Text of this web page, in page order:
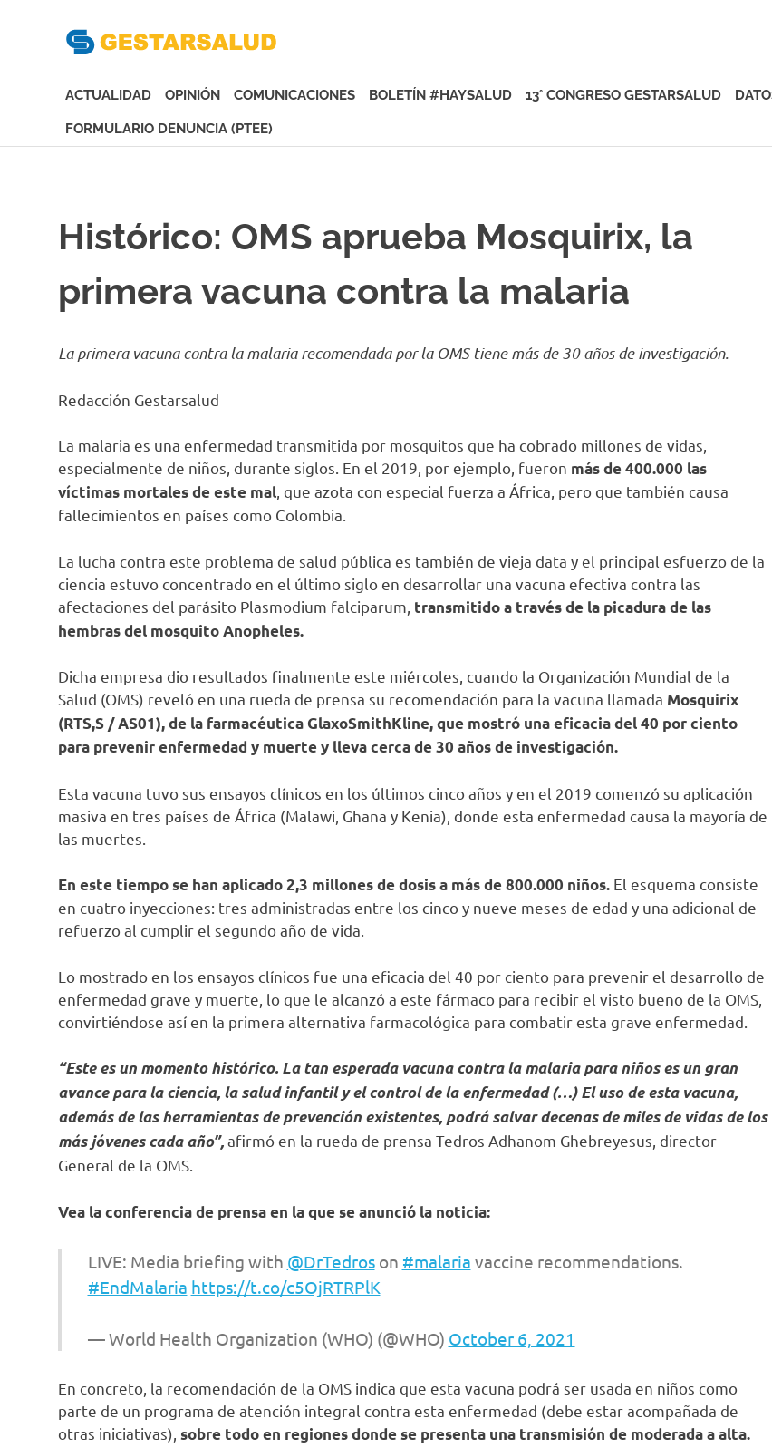
de
Gestoras
del
Salud
ACTUALIDAD OPINIÓN COMUNICACIONES BOLETÍN #HAYSALUD 13° CONGRESO GESTARSALUD
FORMULARIO DENUNCIA (PTEE)
Histórico: OMS aprueba Mosquirix, la
primera vacuna contra la malaria
La primera vacuna contra la malaria recomendada por la OMS tiene más de 30 años de investigación.
Redacción Gestarsalud
La malaria es una enfermedad transmitida por mosquitos que ha cobrado millones de vidas,
especialmente de niños, durante siglos. En el 2019, por ejemplo, fueron más de 400.000 las
víctimas mortales de este mal, que azota con especial fuerza a África, pero que también causa
fallecimientos en países como Colombia.
La lucha contra este problema de salud pública es también de vieja data y el principal esfuerzo de la
ciencia estuvo concentrado en el último siglo en desarrollar una vacuna efectiva contra las
afectaciones del parásito Plasmodium falciparum, transmitido a través de la picadura de las
hembras del mosquito Anopheles.
Dicha empresa dio resultados finalmente este miércoles, cuando la Organización Mundial de la
Salud (OMS) reveló en una rueda de prensa su recomendación para la vacuna llamada Mosquirix
(RTS,S / AS01),de la farmacéutica GlaxoSmithKline, que mostró una eficacia del 40 por ciento
para prevenir enfermedad y muerte y lleva cerca de 30 años de investigación.
Esta vacuna tuvo sus ensayos clínicos en los últimos cinco años y en el 2019 comenzó su aplicación
masiva en tres países de África (Malawi, Ghana y Kenia), donde esta enfermedad causa la mayoría de
las muertes.
En este tiempo se han aplicado 2,3 millones de dosis a más de 800.000 niños. El esquema consiste
en cuatro inyecciones: tres administradas entre los cinco y nueve meses de edad y una adicional de
refuerzo al cumplir el segundo año de vida.
Lo mostrado en los ensayos clínicos fue una eficacia del 40 por ciento para prevenir el desarrollo de
enfermedad grave y muerte, lo que le alcanzó a este fármaco para recibir el visto bueno de la OMS,
convirtiéndose así en la primera alternativa farmacológica para combatir esta grave enfermedad.
“Este es un momento histórico. La tan esperada vacuna contra la malaria para niños es un gran
avance para la ciencia, la salud infantil y el control de la enfermedad (…) El uso de esta vacuna,
además de las herramientas de prevención existentes, podrá salvar decenas de miles de vidas de los
más jóvenes cada año”,afirmó en la rueda de prensa Tedros Adhanom Ghebreyesus, director
General de la OMS.
Vea la conferencia de prensa en la que se anunció la noticia:
LIVE: Media briefing with @DrTedroson #malaria vaccine recommendations.
#EndMalaria https://t.co/c5OjRTRPlK
— World Health Organization (WHO) (@WHO) October 6, 2021
En concreto, la recomendación de la OMS indica que esta vacuna podrá ser usada en niños como
parte de un programa de atención integral contra esta enfermedad (debe estar acompañada de
otras iniciativas), sobre todo en regiones donde se presenta una transmisión de moderada a alta.